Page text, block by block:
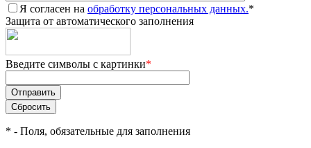
Я согласен на обработку персональных данных.*
Защита от автоматического заполнения
Введите символы с картинки*
* - Поля, обязательные для заполнения